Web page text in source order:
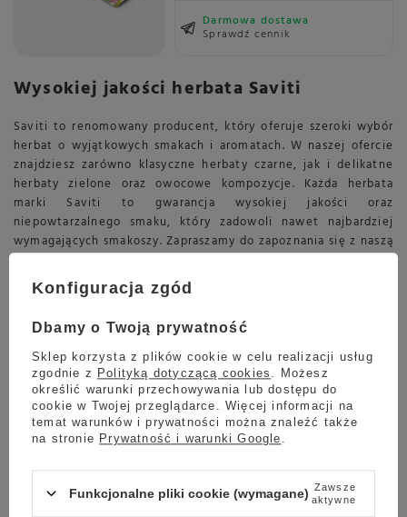
Darmowa dostawa
Sprawdź cennik
Wysokiej jakości herbata Saviti
Saviti to renomowany producent, który oferuje szeroki wybór
herbat o wyjątkowych smakach i aromatach. W naszej ofercie
znajdziesz zarówno klasyczne herbaty czarne, jak i delikatne
herbaty zielone oraz owocowe kompozycje. Każda herbata
marki Saviti to gwarancja wysokiej jakości oraz
niepowtarzalnego smaku, który zadowoli nawet najbardziej
wymagających smakoszy. Zapraszamy do zapoznania się z naszą
ofertą i odkrycia ulubionych herbacianych kompozycji.
Herbata Saviti – dobra na każdą okazję
Czytaj więcej
Wysokiej jakości herbata Saviti
Saviti to renomowany producent, który oferuje szeroki wybór
herbat o wyjątkowych smakach i aromatach. W naszej ofercie
herbaty zielone oraz owocowe kompozycje. Każda herbata
marki Saviti to gwarancja wysokiej jakości oraz
niepowtarzalnego smaku, który zadowoli nawet najbardziej
Konfiguracja zgód
Dbamy o Twoją prywatność
Sklep korzysta z plików cookie w celu realizacji usług
zgodnie z Polityką dotyczącą cookies
. Możesz
określić warunki przechowywania lub dostępu do
cookie w Twojej przeglądarce. Więcej informacji na
temat warunków i prywatności można znaleźć także
na stronie Prywatność i warunki Google
Funkcjonalne pliki cookie (wymagane) Zawsze
aktywne